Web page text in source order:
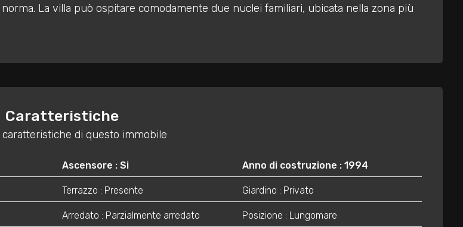
La villa può ospitare comodamente due nuclei familiari, ubicata nella zona più
Caratteristiche
di questo immobile
Ascensore : Si Anno di costruzione : 1994
Terrazzo : Presente Giardino : Privato
Arredato : Parzialmente arredato Posizione : Lungomare